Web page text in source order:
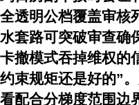
全透明公档覆盖审
水套路可突破审查确
卡撤模式吞掉维权的
约束规矩还是好的”
看配合分梯度范围边